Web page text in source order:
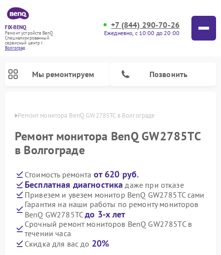
FIX-BENQ
Ремонт устройств BenQ
Специализированный
cервисный центр г.
Волгоград
+7 (844) 290-70-26
Ежедневно, с 10:00 до 20:00
Мы ремонтируем Позвонить
Ремонт монитора BenQ GW2785TC в Волгограде
Ремонт монитора BenQ GW2785TC
в Волгограде
Стоимость ремонта от 620 руб.
Бесплатная диагностика даже при отказе
Привезем и увезем монитор BenQ GW2785TC сами
Гарантия на наши работы по ремонту мониторов
BenQ GW2785TCдо 3-х лет
Срочный ремонт мониторов BenQ GW2785TC в
течении часа
Скидка для вас до 20%